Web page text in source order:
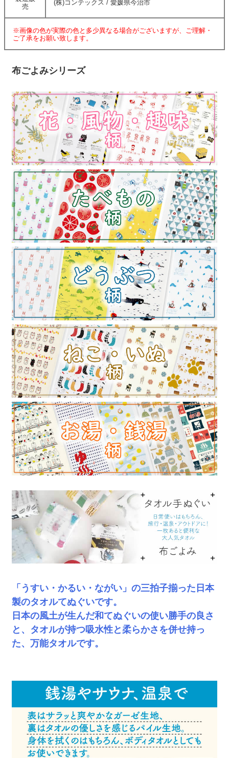
売
(株)コンテックス / 愛媛県今治市
※画像の色が実際の色と多少異なる場合がございますが、ご理解・
ご了承をお願い致します。
布ごよみシリーズ
「うすい・かるい・ながい」の三拍子揃った日本
製のタオルてぬぐいです。
日本の風土が生んだ和てぬぐいの使い勝手の良さ
と、タオルが持つ吸水性と柔らかさを併せ持っ
た、万能タオルです。